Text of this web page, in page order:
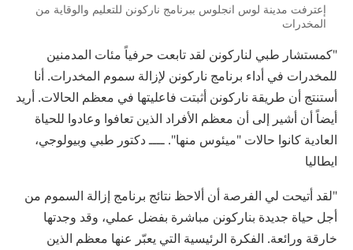
إعترفت مدينة لوس انجلوس ببرنامج ناركونن للتعليم والوقاية من
المخدرات
"كمستشار طبي لناركونن لقد تابعت حرفياً مئات المدمنين
للمخدرات في أداء برنامج ناركونن لإزالة سموم المخدرات. أنا
أستنتج أن طريقة ناركونن أثبتت فاعليتها في معظم الحالات. أريد
أيضاً أن أشير إلى أن معظم الأفراد الذين تعافوا وعادوا للحياة
العادية كانوا حالات "ميئوس منها". ــــ دكتور طبي وبيولوجي،
ايطاليا
"لقد أتيحت لي الفرصة أن ألاحظ نتائج برنامج إزالة السموم من
أجل حياة جديدة بناركونن مباشرة بفضل عملي، وقد وجدتها
خارقة ورائعة. الفكرة الرئيسية التي يعبّر عنها معظم الذين